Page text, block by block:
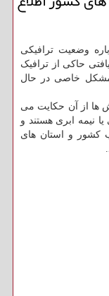
وضعیت ترافیکی
حاکی از ترافیک
مشکل خاصی در حال
ها از آن حکایت می
نیمه ابری هستند و
کشور و استان های